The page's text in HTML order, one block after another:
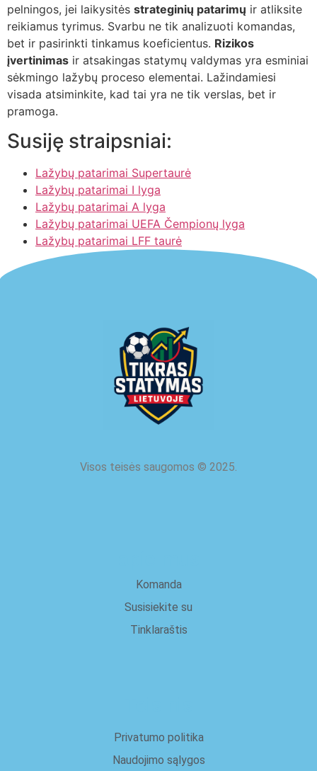
pelningos, jei laikysitės strateginių patarimų ir atliksite
reikiamus tyrimus. Svarbu ne tik analizuoti komandas,
bet ir pasirinkti tinkamus koeficientus. Rizikos
įvertinimas ir atsakingas statymų valdymas yra esminiai
sėkmingo lažybų proceso elementai. Lažindamiesi
visada atsiminkite, kad tai yra ne tik verslas, bet ir
pramoga.
Susiję straipsniai:
Lažybų patarimai Supertaurė
Lažybų patarimai I lyga
Lažybų patarimai A lyga
Lažybų patarimai UEFA Čempionų lyga
Lažybų patarimai LFF taurė
Visos teisės saugomos © 2025.
Komanda
Susisiekite su
Tinklaraštis
Privatumo politika
Naudojimo sąlygos